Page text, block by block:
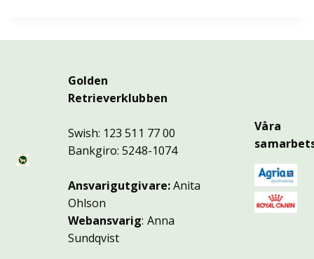
Golden
Retrieverklubben
Swish: 123 511 77 00
Bankgiro: 5248-1074
Ansvarigutgivare:Anita
Ohlson
Webansvarig: Anna
Sundqvist
Våra